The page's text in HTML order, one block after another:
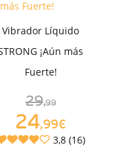
Vibrador Líquido
¡Aún más
Fuerte!
29,99
24,99€
3,8 (16)